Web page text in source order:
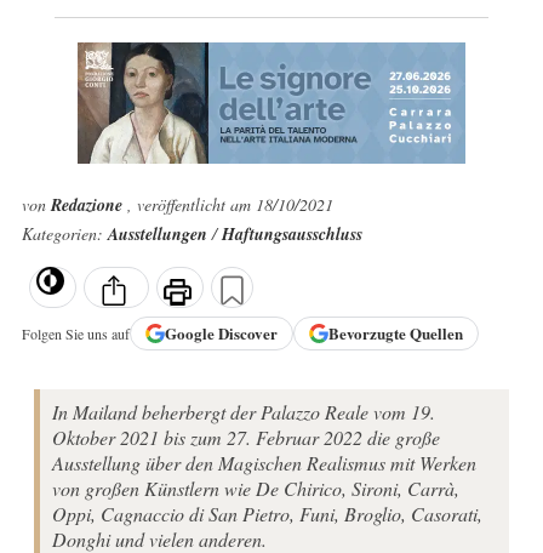
vonRedazione , veröffentlicht am 18/10/2021
Kategorien:Ausstellungen/Haftungsausschluss
Folgen Sie uns auf GoogleDiscover Bevorzugte Quellen
In Mailand beherbergt der Palazzo Reale vom 19.
Oktober 2021 bis zum 27. Februar 2022 die große
Ausstellung über den Magischen Realismus mit Werken
von großen Künstlern wie De Chirico, Sironi, Carrà,
Oppi, Cagnaccio di San Pietro, Funi, Broglio, Casorati,
Donghi und vielen anderen.